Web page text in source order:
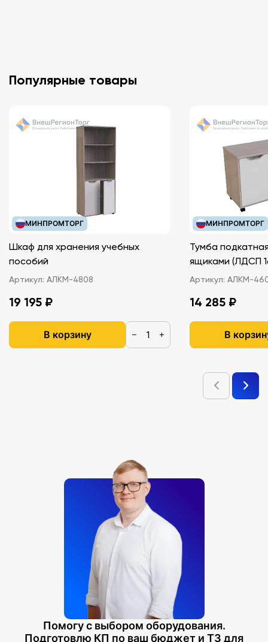
Популярные товары
МИНПРОМТОРГ
Шкаф для хранения учебных
пособий
Артикул: АЛКМ-4808
19 195 ₽
В корзину − +
МИНПРОМТОРГ
Тумба
ящиками
Артикул: АЛКМ-
14 285 ₽
В
Помогу с выбором оборудования.
Подготовлю КП по ваш бюджет и ТЗ для